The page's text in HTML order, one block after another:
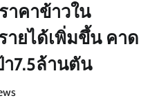
าคาข้าวใน
ายได้เพิ่มขึ้น คาด
า7.5ล้านตัน